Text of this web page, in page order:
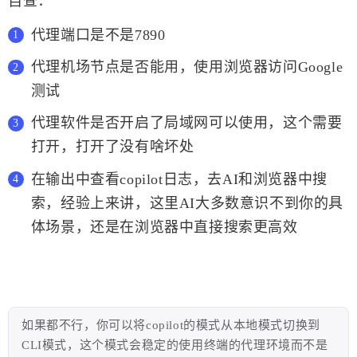
代理端口是不是7890
代理机场节点是否能用，使用浏览器访问Google
测试
代理软件是否开启了局域网可以使用，这个需要
打开，打开了没有啥坏处
在输出中查看copilot日志，去AI和浏览器中搜
索，经验上来讲，这里AI大多数意识不到你的具
体场景，还是在浏览器中直接搜索更高效
如果都不行，你可以将copilot的模式从本地模式切换到
CLI模式，这个模式会稳定的使用终端的代理环境而不是